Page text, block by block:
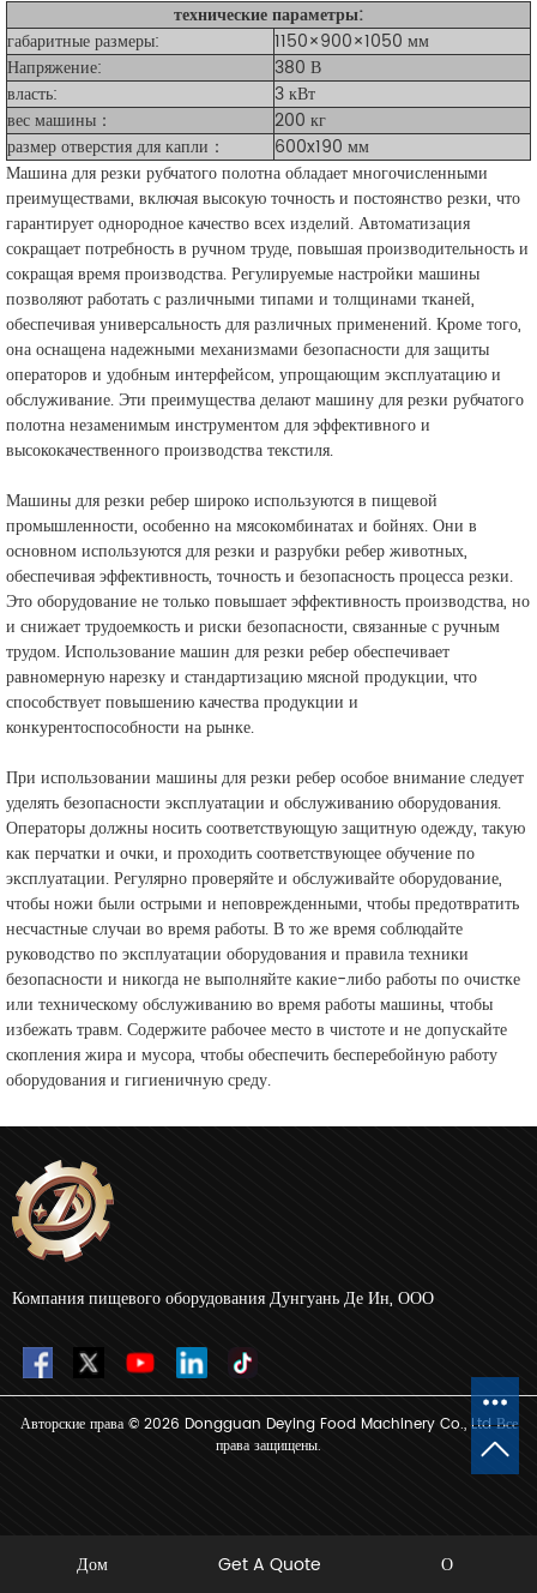
технические параметры:
габаритные размеры:
1150×900×1050 мм
Напряжение:
380 В
власть:
3 кВт
вес машины：
200 кг
размер отверстия для капли：
600x190 мм
Машина для резки рубчатого полотна обладает многочисленными
преимуществами, включая высокую точность и постоянство резки, что
гарантирует однородное качество всех изделий. Автоматизация
сокращает потребность в ручном труде, повышая производительность и
сокращая время производства. Регулируемые настройки машины
позволяют работать с различными типами и толщинами тканей,
обеспечивая универсальность для различных применений. Кроме того,
она оснащена надежными механизмами безопасности для защиты
операторов и удобным интерфейсом, упрощающим эксплуатацию и
обслуживание. Эти преимущества делают машину для резки рубчатого
полотна незаменимым инструментом для эффективного и
высококачественного производства текстиля.
Машины для резки ребер широко используются в пищевой
промышленности, особенно на мясокомбинатах и бойнях. Они в
основном используются для резки и разрубки ребер животных,
обеспечивая эффективность, точность и безопасность процесса резки.
Это оборудование не только повышает эффективность производства, но
и снижает трудоемкость и риски безопасности, связанные с ручным
трудом. Использование машин для резки ребер обеспечивает
равномерную нарезку и стандартизацию мясной продукции, что
способствует повышению качества продукции и
конкурентоспособности на рынке.
При использовании машины для резки ребер особое внимание следует
уделять безопасности эксплуатации и обслуживанию оборудования.
Операторы должны носить соответствующую защитную одежду, такую
как перчатки и очки, и проходить соответствующее обучение по
эксплуатации. Регулярно проверяйте и обслуживайте оборудование,
чтобы ножи были острыми и неповрежденными, чтобы предотвратить
несчастные случаи во время работы. В то же время соблюдайте
руководство по эксплуатации оборудования и правила техники
безопасности и никогда не выполняйте какие-либо работы по очистке
или техническому обслуживанию во время работы машины, чтобы
избежать травм. Содержите рабочее место в чистоте и не допускайте
скопления жира и мусора, чтобы обеспечить бесперебойную работу
оборудования и гигиеничную среду.
Компания пищевого оборудования Дунгуань Де Ин, ООО
Авторские права © 2026 Dongguan Deying Food Machinery Co., Ltd Все
права защищены.
Дом Get A Quote О